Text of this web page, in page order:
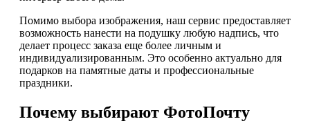
Помимо выбора изображения, наш сервис предоставляет
возможность нанести на подушку любую надпись, что
делает процесс заказа еще более личным и
индивидуализированным. Это особенно актуально для
подарков на памятные даты и профессиональные
праздники.
Почему выбирают ФотоПочту